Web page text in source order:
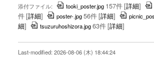
添付ファイル: tooki_poster.jpg 157件[詳細]
件[詳細] poster-.jpg56件[詳細]
細] tsuzuruhoshizora.jpg63件[詳細]
Last-modified: 2026-08-06 (木) 18:44:24